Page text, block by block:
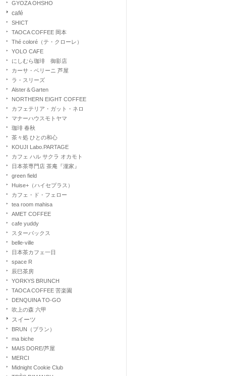
GYOZA OHSHO
café
SHICT
TAOCA COFFEE 岡本
Thé coloré（テ・クローレ）
YOLO CAFE
にしむら珈琲 御影店
カーサ・ベリーニ 芦屋
ラ・スリーズ
Alster＆Garten
NORTHERN EIGHT COFFEE
カフェテリア・ガット・ネロ
マナーハウスモトヤマ
珈琲 春秋
茶々処 ひとの和心
KOUJI Labo.PARTAGE
カフェ ハル サクラ オカモト
日本茶専門店 茶庵『瀧家』
green field
Huise+（ハイセプラス）
カフェ・ド・フェロー
tea room mahisa
AMET COFFEE
cafe yuddy
スターバックス
belle-ville
日本茶カフェ一日
space R
辰巳茶房
YORKYS BRUNCH
TAOCA COFFEE 苦楽園
DENQUINA TO-GO
吹上の森 六甲
スイーツ
BRUN（ブラン）
ma biche
MAIS DORE/芦屋
MERCI
Midnight Cookie Club